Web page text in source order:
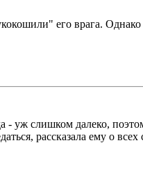
его врага.
слишком далеко,
рассказала ему о